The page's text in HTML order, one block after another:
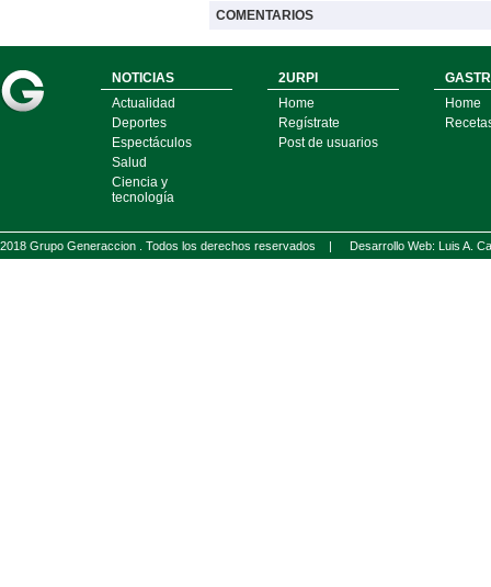
COMENTARIOS
NOTICIAS
Actualidad
Deportes
Espectáculos
Salud
Ciencia y
tecnología
2URPI
Home
Regístrate
Post de usuarios
Home
2018 Grupo Generaccion . Todos los derechos reservados | Desarrollo Web: Luis